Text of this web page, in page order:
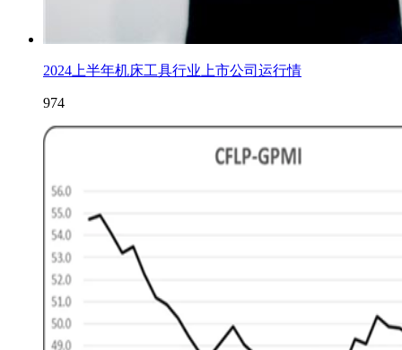
2024上半年机床工具行业上市公司运行情
974